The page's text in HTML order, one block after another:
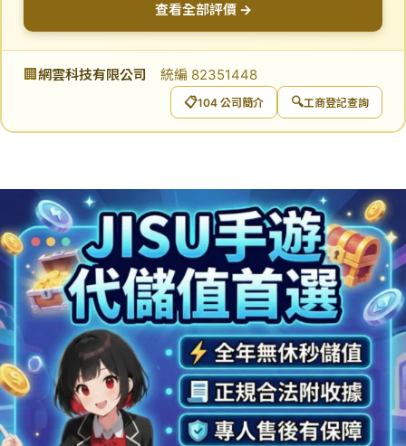
查看全部評價 →
🏢 網雲科技有限公司 統編 82351448
📋104 公司簡介 🔍工商登記查詢